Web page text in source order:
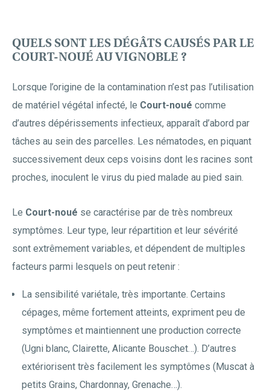
QUELS SONT LES DÉGÂTS CAUSÉS PAR LE
COURT-NOUÉ AU VIGNOBLE ?
Lorsque l’origine de la contamination n’est pas l’utilisation
de matériel végétal infecté, le Court-noué comme
d’autres dépérissements infectieux, apparaît d’abord par
tâches au sein des parcelles. Les nématodes, en piquant
successivement deux ceps voisins dont les racines sont
proches, inoculent le virus du pied malade au pied sain.
Le Court-noué se caractérise par de très nombreux
symptômes. Leur type, leur répartition et leur sévérité
sont extrêmement variables, et dépendent de multiples
facteurs parmi lesquels on peut retenir :
La sensibilité variétale, très importante. Certains
cépages, même fortement atteints, expriment peu de
symptômes et maintiennent une production correcte
(Ugni blanc, Clairette, Alicante Bouschet…). D’autres
extériorisent très facilement les symptômes (Muscat à
petits Grains, Chardonnay, Grenache…).